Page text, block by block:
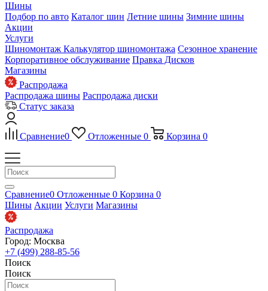
Шины
Подбор по авто Каталог шин Летние шины Зимние шины
Акции
Услуги
Шиномонтаж Калькулятор шиномонтажа Сезонное хранение
Корпоративное обслуживание Правка Дисков
Магазины
Распродажа
Распродажа шины Распродажа диски
Статус заказа
Сравнение0 Отложенные 0 Корзина 0
Сравнение0 Отложенные 0 Корзина 0
Шины Акции Услуги Магазины
Распродажа
Город: Москва
+7 (499) 288-85-56
Поиск
Поиск